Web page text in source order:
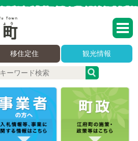
移住定住 観光情報